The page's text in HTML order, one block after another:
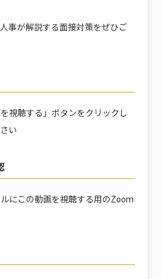
事が解説する面接対策をぜひご
視聴する」ボタンをクリックし
い
にこの動画を視聴する用のZoom